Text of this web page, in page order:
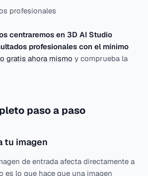
profesionales
centraremos en 3D AI Studio
profesionales con el mínimo
gratis ahora mismo y comprueba la
paso a paso
tu imagen
de entrada afecta directamente a
es lo que hace que una imagen